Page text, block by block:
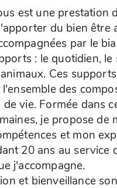
est une prestation
du bien être
par le
: le quotidien, le
Ces supports
des
vie. Formée dans
je propose de
et mon
20 ans au service
j'accompagne.
et bienveillance